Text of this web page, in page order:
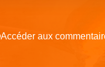
Accéder aux